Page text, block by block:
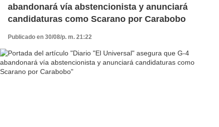
abandonará vía abstencionista y anunciará
candidaturas como Scarano por Carabobo
Publicado en 30/08/p. m. 21:22